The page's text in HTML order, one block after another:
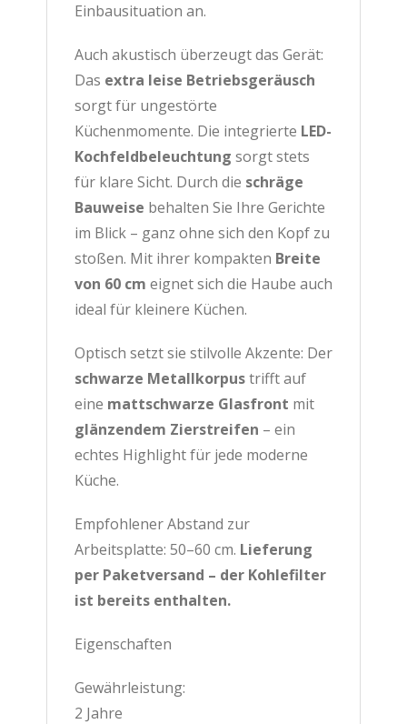
Einbausituation an.
Auch akustisch überzeugt das Gerät:
Das extra leise Betriebsgeräusch
sorgt für ungestörte
Küchenmomente. Die integrierte LED-
Kochfeldbeleuchtung sorgt stets
für klare Sicht. Durch die schräge
Bauweise behalten Sie Ihre Gerichte
im Blick – ganz ohne sich den Kopf zu
stoßen. Mit ihrer kompakten Breite
von 60 cm eignet sich die Haube auch
ideal für kleinere Küchen.
Optisch setzt sie stilvolle Akzente: Der
schwarze Metallkorpustrifft auf
eine mattschwarze Glasfront mit
glänzendem Zierstreifen – ein
echtes Highlight für jede moderne
Küche.
Empfohlener Abstand zur
Arbeitsplatte: 50–60 cm. Lieferung
per Paketversand – der Kohlefilter
ist bereits enthalten.
Eigenschaften
Gewährleistung:
2 Jahre